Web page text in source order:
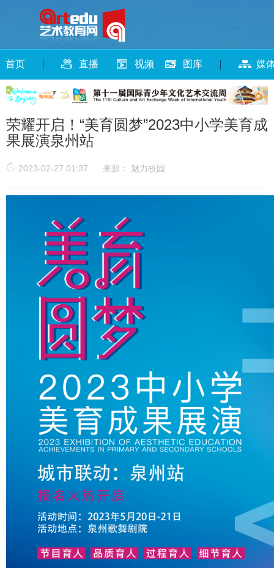
首页 直播 视频 图库 媒
荣耀开启！“美育圆梦”2023中小学美育成
果展演泉州站
2023-02-27 01:37 来源： 魅力校园